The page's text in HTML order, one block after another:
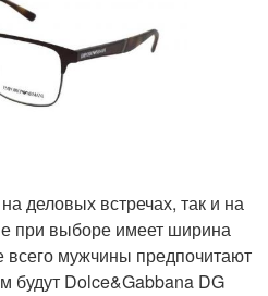
деловых встречах, так и на
при выборе имеет ширина
мужчины предпочитают
Dolce&Gabbana DG